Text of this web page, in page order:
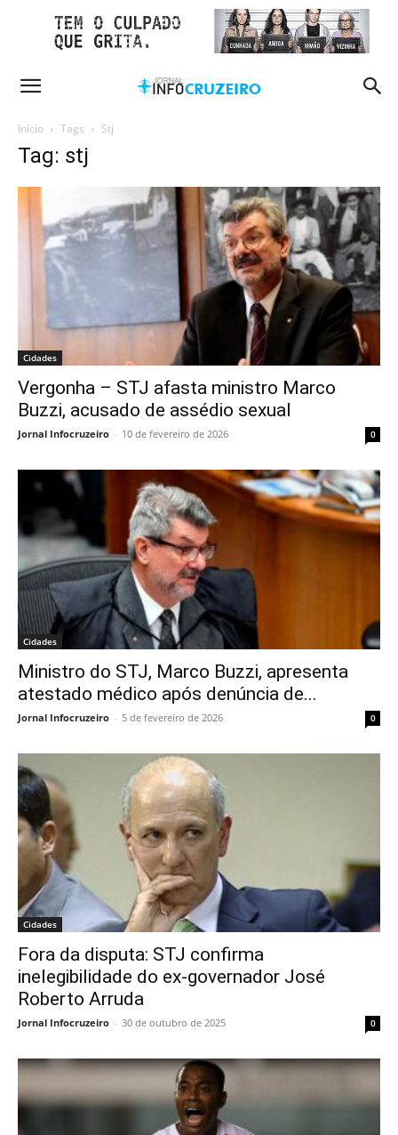
Início Tags Stj
Tag: stj
Cidades
Vergonha – STJ afasta ministro Marco
Buzzi, acusado de assédio sexual
Jornal Infocruzeiro - 10 de fevereiro de 2026 0
Cidades
Ministro do STJ, Marco Buzzi, apresenta
atestado médico após denúncia de...
Jornal Infocruzeiro - 5 de fevereiro de 2026 0
Cidades
Fora da disputa: STJ confirma
inelegibilidade do ex-governador José
Roberto Arruda
Jornal Infocruzeiro - 30 de outubro de 2025 0